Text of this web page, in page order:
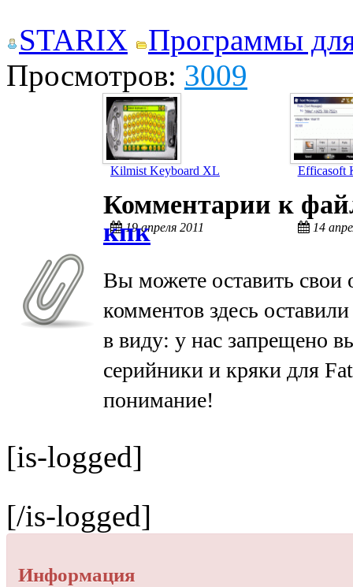
STARIX
Программы
Просмотров: 3009
Kilmist Keyboard XL
19 апреля 2011
Efficasoft
14
Комментарии к
кпк
Вы можете оставить свои
комментов здесь
в виду: у нас запрещено
серийники и кряки для
понимание!
[is-logged]
[/is-logged]
Информация